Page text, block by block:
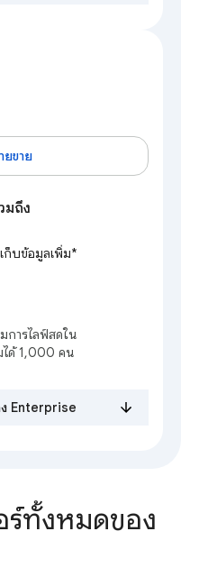
ยขาย
มถึง
ก็บข้อมูลเพิ่ม*
การไลฟ์สดใน
ได้ 1,000 คน
ง Enterprise
ร์ทั้งหมดของ